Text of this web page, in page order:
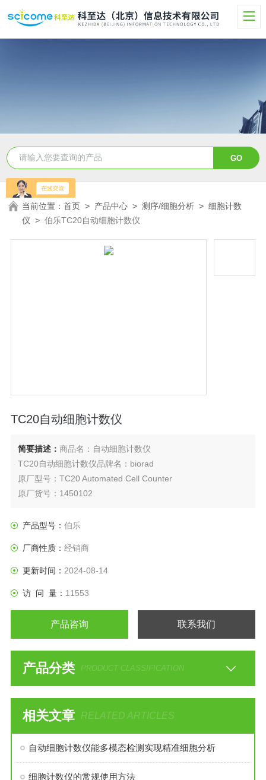
当前位置：首页 > 产品中心 >测序/细胞分析 >细胞计数
仪 >伯乐TC20自动细胞计数仪
TC20自动细胞计数仪
简要描述： 商品名：自动细胞计数仪
TC20自动细胞计数仪品牌名：biorad
原厂型号：TC20 Automated Cell Counter
原厂货号：1450102
产品型号： 伯乐
厂商性质： 经销商
更新时间： 2024-08-14
访 问 量： 11553
产品咨询 联系我们
产品分类 PRODUCT CLASSIFICATION
相关文章 RELATED ARTICLES
自动细胞计数仪能多模态检测实现精准细胞分析
细胞计数仪的常规使用方法